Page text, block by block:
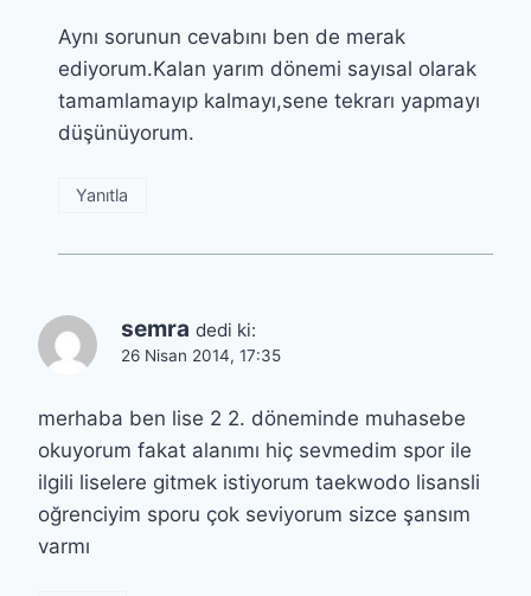
Aynı sorunun cevabını ben de merak
ediyorum.Kalan yarım dönemi sayısal olarak
tamamlamayıp kalmayı,sene tekrarı yapmayı
düşünüyorum.
Yanıtla
semra dedi ki:
26 Nisan 2014, 17:35
merhaba ben lise 2 2. döneminde muhasebe
okuyorum fakat alanımı hiç sevmedim spor ile
ilgili liselere gitmek istiyorum taekwodo lisansli
oğrenciyim sporu çok seviyorum sizce şansım
varmı